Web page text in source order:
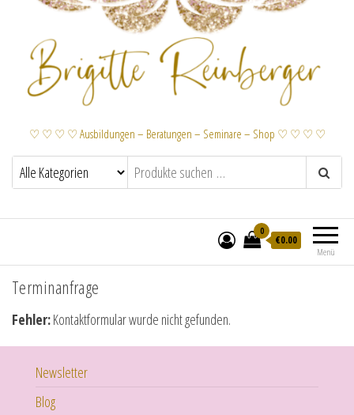
♡ ♡ ♡ ♡ Ausbildungen – Beratungen – Seminare – Shop ♡ ♡ ♡ ♡
Menü
0
€0.00
Terminanfrage
Fehler:Kontaktformular wurde nicht gefunden.
Newsletter
Blog